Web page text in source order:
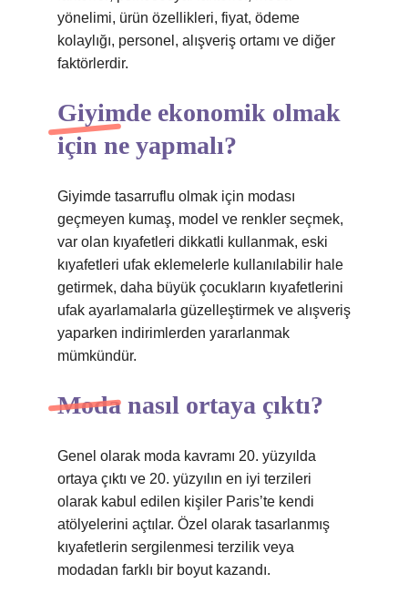
yönelimi, ürün özellikleri, fiyat, ödeme
kolaylığı, personel, alışveriş ortamı ve diğer
faktörlerdir.
Giyimde ekonomik olmak
için ne yapmalı?
Giyimde tasarruflu olmak için modası
geçmeyen kumaş, model ve renkler seçmek,
var olan kıyafetleri dikkatli kullanmak, eski
kıyafetleri ufak eklemelerle kullanılabilir hale
getirmek, daha büyük çocukların kıyafetlerini
ufak ayarlamalarla güzelleştirmek ve alışveriş
yaparken indirimlerden yararlanmak
mümkündür.
Moda nasıl ortaya çıktı?
Genel olarak moda kavramı 20. yüzyılda
ortaya çıktı ve 20. yüzyılın en iyi terzileri
olarak kabul edilen kişiler Paris’te kendi
atölyelerini açtılar. Özel olarak tasarlanmış
kıyafetlerin sergilenmesi terzilik veya
modadan farklı bir boyut kazandı.